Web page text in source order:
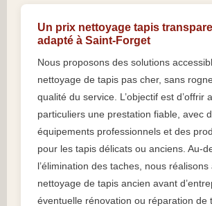
Un prix nettoyage tapis
adapté à Saint-Forget
Nous proposons des solutions
nettoyage de tapis pas cher, sans
qualité du service. L’objectif est d’offrir
particuliers une prestation fiable, avec
équipements professionnels et des
pour les tapis délicats ou anciens. Au-
l’élimination des taches, nous réalisons
nettoyage de tapis ancien avant
éventuelle rénovation ou réparation de